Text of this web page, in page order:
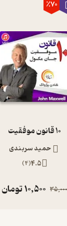
٪70
10 قانون موفقیت
حمید سربندی
4.5
(
4
)
35,000
10,500تومان